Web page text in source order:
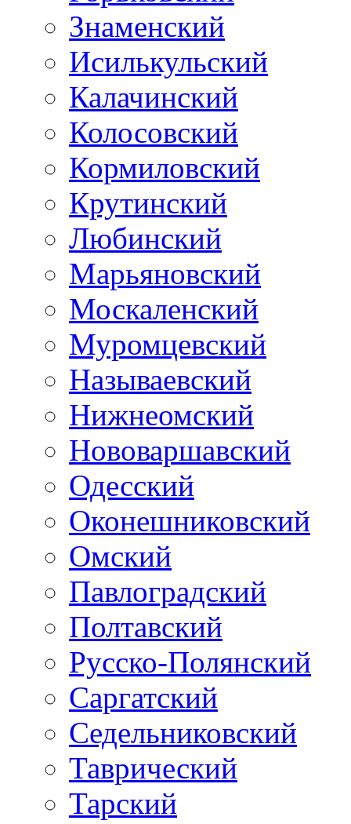
Знаменский
Исилькульский
Калачинский
Колосовский
Кормиловский
Крутинский
Любинский
Марьяновский
Москаленский
Муромцевский
Называевский
Нижнеомский
Нововаршавский
Одесский
Оконешниковский
Омский
Павлоградский
Полтавский
Русско-Полянский
Саргатский
Седельниковский
Таврический
Тарский